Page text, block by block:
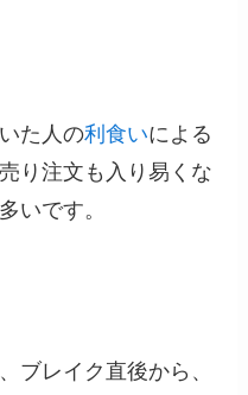
た人の利食いによる
り注文も入り易くな
いです。
ブレイク直後から、